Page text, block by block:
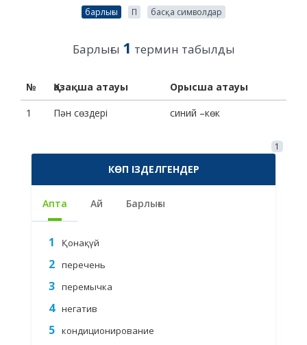
барлығы П басқа символдар
Барлығы 1 термин табылды
№ Қазақша атауы
Орысша атауы
1
Пән сөздері синий –көк
1
КӨП ІЗДЕЛГЕНДЕР
Апта Ай Барлығы
Қонақүй
перечень
перемычка
негатив
кондиционирование